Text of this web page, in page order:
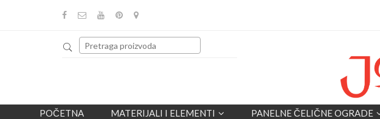
POČETNA MATERIJALI I ELEMENTI PANELNE ČELIČNE OGRADE